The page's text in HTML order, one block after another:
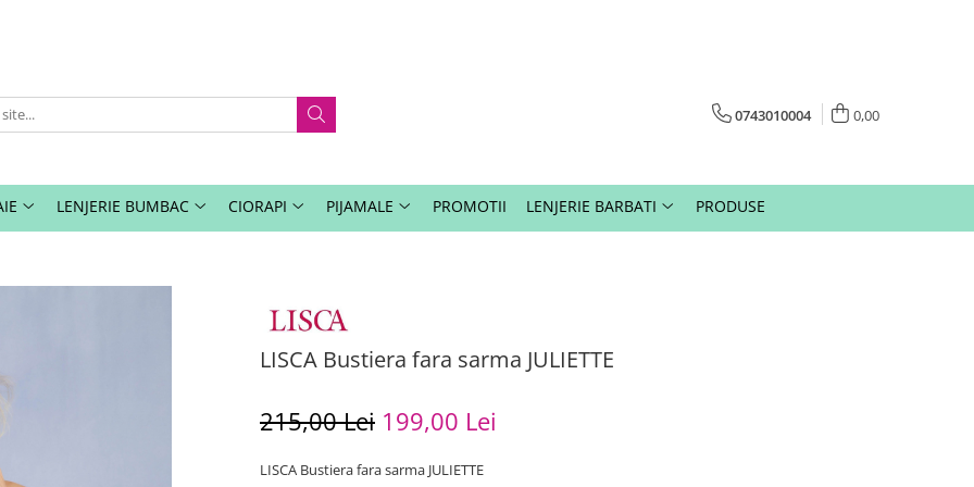
0743010004 0,00
LENJERIE BUMBAC CIORAPI PIJAMALE PROMOTII LENJERIE BARBATI PRODUSE
LISCA Bustiera fara sarma JULIETTE
215,00 Lei 199,00 Lei
LISCA Bustiera fara sarma JULIETTE